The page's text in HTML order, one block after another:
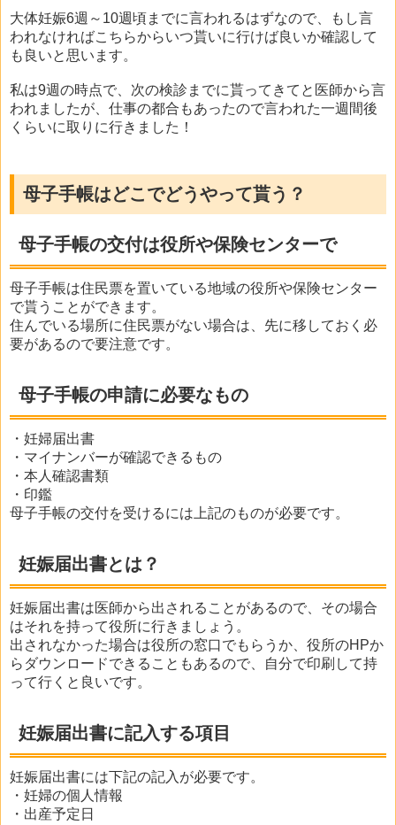
大体妊娠6週～10週頃までに言われるはずなので、もし言
われなければこちらからいつ貰いに行けば良いか確認して
も良いと思います。
私は9週の時点で、次の検診までに貰ってきてと医師から言
われましたが、仕事の都合もあったので言われた一週間後
くらいに取りに行きました！
母子手帳はどこでどうやって貰う？
母子手帳の交付は役所や保険センターで
母子手帳は住民票を置いている地域の役所や保険センター
で貰うことができます。
住んでいる場所に住民票がない場合は、先に移しておく必
要があるので要注意です。
母子手帳の申請に必要なもの
・妊婦届出書
・マイナンバーが確認できるもの
・本人確認書類
・印鑑
母子手帳の交付を受けるには上記のものが必要です。
妊娠届出書とは？
妊娠届出書は医師から出されることがあるので、その場合
はそれを持って役所に行きましょう。
出されなかった場合は役所の窓口でもらうか、役所のHPか
らダウンロードできることもあるので、自分で印刷して持
って行くと良いです。
妊娠届出書に記入する項目
妊娠届出書には下記の記入が必要です。
・妊婦の個人情報
・出産予定日